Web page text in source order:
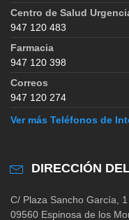
Centro de Salud
947 120 483
Farmacia
947 120 398
Correos
947 120 274
Ver más Teléfonos de
DIRECCIÓN
C/ Plaza Sancho García, 1
09560 Espinosa de los